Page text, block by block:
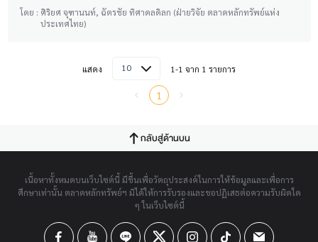
ที่อาจเติบโตได้สูง หุ้นมีมูลค่า สูง (อัตราส่วนราคาต่อกำไรสูง และ
อัตราส่วนราคาต่อมูลค่าทางบัญชีสูง) และจ่ายเงินปันผลน้อย ในขณะ
โดย : ศิริยศ จุฑานนท์, ฉัตรชัย ทิศาดลดิลก (ฝ่ายวิจัย ตลาดหลักทรัพย์แห่ง
ประเทศไทย)
แสดง 10 1-1 จาก 1 รายการ
1
กลับสู่ด้านบน
เนื้อหาทั้งหมดบนเว็บไซต์นี้ มีขึ้นเพื่อวัตถุประสงค์ในการให้ข้อมูลและเพื่อการ
ศึกษาเท่านั้น ตลาดหลักทรัพย์ฯ มิได้ให้การรับรองและขอปฏิเสธต่อความรับผิดใด
ๆ ในเว็บไซต์นี้